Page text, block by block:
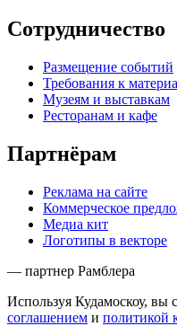
Сотрудничество
Размещение событий
Требования к
Музеям и выставкам
Ресторанам и кафе
Партнёрам
Реклама на сайте
Коммерческое
Медиа кит
Логотипы в векторе
— партнер Рамблера
Используя Кудамоскоу, вы
соглашением и политикой